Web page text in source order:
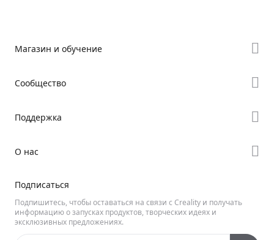
Магазин и обучение
Серия Hi
Сообщество
Discord
Поддержка
Видеoцентр
Вики Creality
О нас
Свяжитесь с нами
Подписаться
Подпишитесь, чтобы оставаться на связи с Creality и получать
информацию о запусках продуктов, творческих идеях и
эксклюзивных предложениях.